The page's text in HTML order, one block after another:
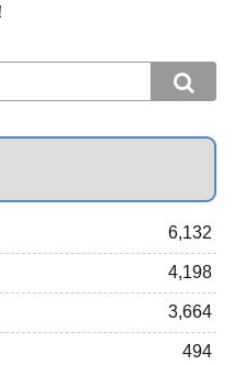
6,132
4,198
3,664
494